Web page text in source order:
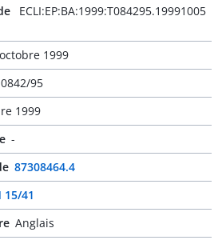
ECLI:EP:BA:1999:T084295.19991005
1999
95
1999
-
87308464.4
15/41
Anglais